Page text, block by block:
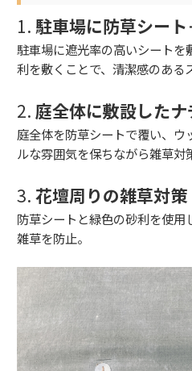
1. 駐車場に防草シー
駐車場に遮光率の高いシート
利を敷くことで、清潔感のある
2. 庭全体に敷設した
庭全体を防草シートで覆い、ウ
ルな雰囲気を保ちながら雑草対
3. 花壇周りの雑草対策
防草シートと緑色の砂利を使
雑草を防止。